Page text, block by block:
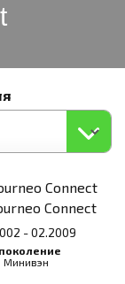
Connect
- 02.2009
Минивэн